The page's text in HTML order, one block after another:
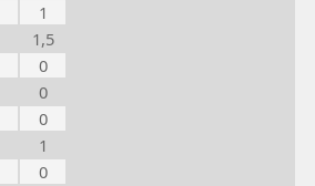
1
1,5
0
0
0
1
0